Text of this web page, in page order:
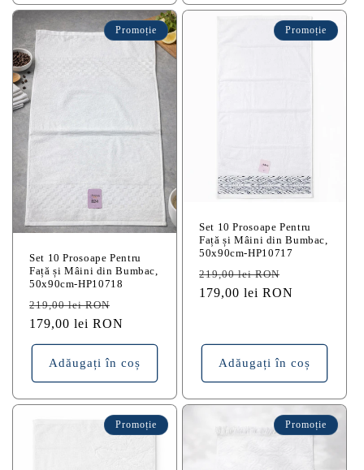
Promoție
Set 10 Prosoape Pentru
Față și Mâini din Bumbac,
50x90cm-HP10718
Preț
obișnuit
219,00 lei RON
redus
179,00 lei RON
Adăugați în coș
Promoție
Set 10 Prosoape Pentru
Față și Mâini din Bumbac,
50x90cm-HP10717
Preț
obișnuit
219,00 lei RON
redus
179,00 lei RON
Adăugați în coș
Promoție Promoție